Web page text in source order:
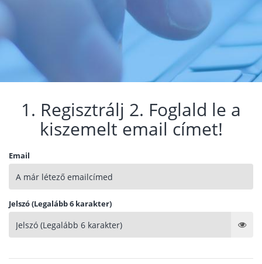
1. Regisztrálj 2. Foglald le a
kiszemelt email címet!
Email
Jelszó (Legalább 6 karakter)